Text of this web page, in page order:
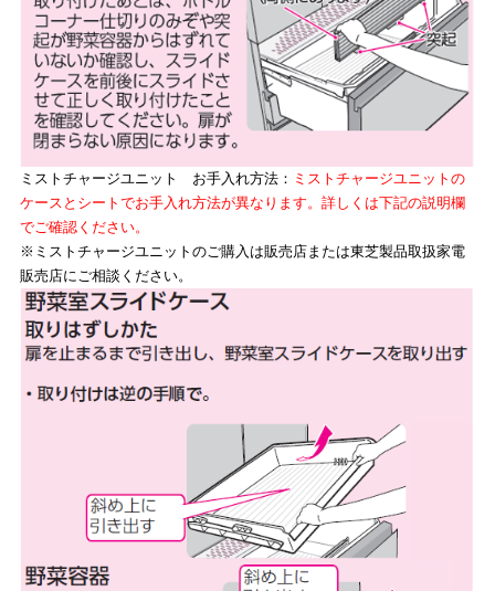
ミストチャージユニット お手入れ方法： ミストチャージユニットの
ケースとシートでお手入れ方法が異なります。詳しくは下記の説明欄
でご確認ください。
※ミストチャージユニットのご購入は販売店または東芝製品取扱家電
販売店にご相談ください。